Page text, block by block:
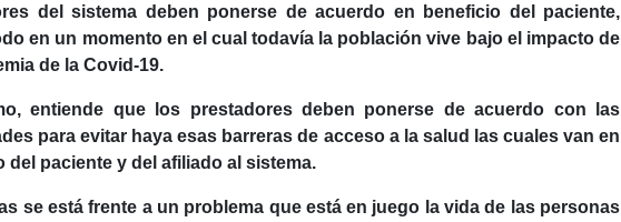
del sistema deben ponerse de acuerdo en beneficio del paciente,
en un momento en el cual todavía la población vive bajo el impacto de
de la Covid-19.
entiende que los prestadores deben ponerse de acuerdo con las
para evitar haya esas barreras de acceso a la salud las cuales van en
del paciente y del afiliado al sistema.
se está frente a un problema que está en juego la vida de las personas